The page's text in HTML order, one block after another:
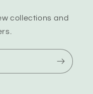
collections and